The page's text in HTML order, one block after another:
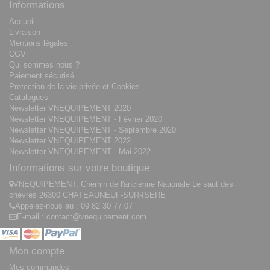
Informations
Accueil
Livraison
Mentions légales
CGV
Qui sommes nous ?
Paiement sécurisé
Protection de la vie privée et Cookies
Catalogues
Newsletter VNEQUIPEMENT 2020
Newsletter VNEQUIPEMENT - Février 2020
Newsletter VNEQUIPEMENT - Septembre 2020
Newsletter VNEQUIPEMENT 2022
Newsletter VNEQUIPEMENT - Mai 2022
Informations sur votre boutique
VNEQUIPEMENT, Chemin de l'ancienne Nationale Le saut des
chèvres 26300 CHATEAUNEUF-SUR-ISERE
Appelez-nous au : 09 82 30 77 07
E-mail : contact@vnequipement.com
Mon compte
Mes commandes